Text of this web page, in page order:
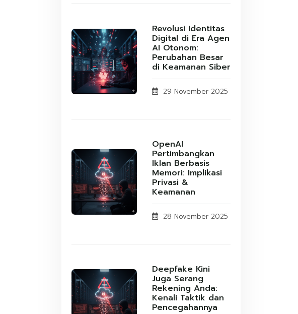
Revolusi Identitas
Digital di Era Agen
AI Otonom:
Perubahan Besar
di Keamanan Siber
29 November 2025
OpenAI
Pertimbangkan
Iklan Berbasis
Memori: Implikasi
Privasi &
Keamanan
28 November 2025
Deepfake Kini
Juga Serang
Rekening Anda:
Kenali Taktik dan
Pencegahannya